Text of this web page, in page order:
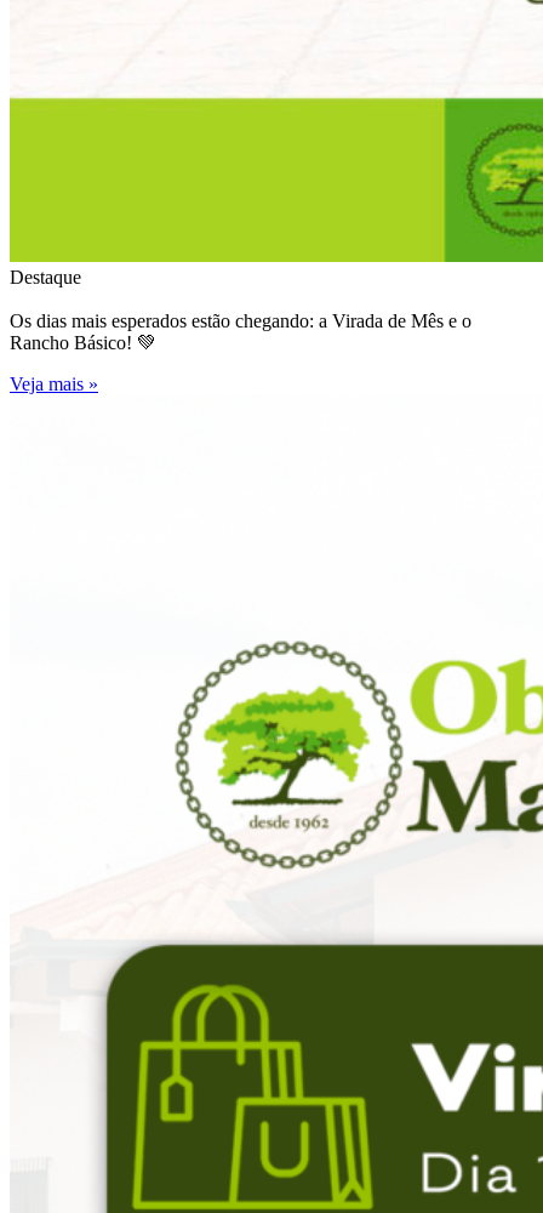
Destaque
Os dias mais esperados estão chegando: a Virada de Mês e o
Rancho Básico! 💚
Veja mais »